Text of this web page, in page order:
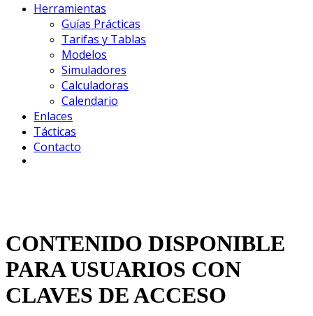
Herramientas
Guías Prácticas
Tarifas y Tablas
Modelos
Simuladores
Calculadoras
Calendario
Enlaces
Tácticas
Contacto
CONTENIDO DISPONIBLE
PARA USUARIOS CON
CLAVES DE ACCESO